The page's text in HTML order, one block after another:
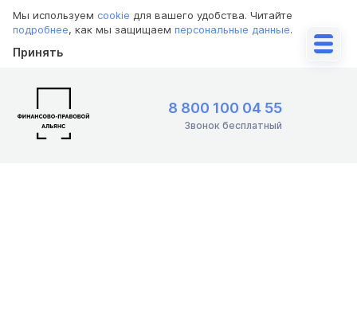
Мы используем cookie для вашего удобства. Читайте
подробнее, как мы защищаем персональные данные.
Принять
8 800 100 04 55
Звонок бесплатный